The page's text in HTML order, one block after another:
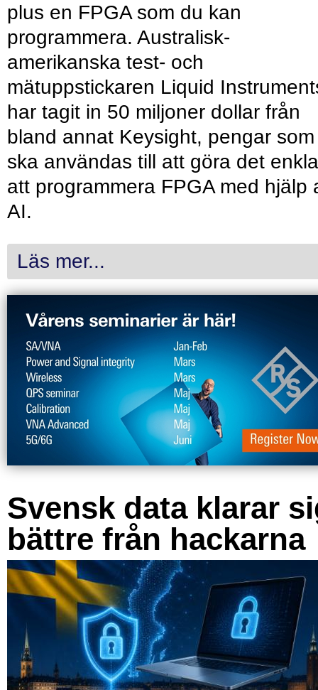
plus en FPGA som du kan
programmera. Australisk-
amerikanska test- och
mätuppstickaren Liquid
har tagit in 50 miljoner dollar från
bland annat Keysight, pengar som
ska användas till att göra det
att programmera FPGA med hjälp
AI.
Läs mer...
Svensk data klarar
bättre från hackarna